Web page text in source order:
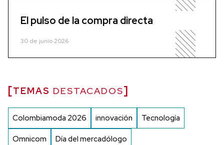
El pulso de la compra directa
30 de junio 2026
TEMAS DESTACADOS
Colombiamoda 2026 innovación Tecnología
Omnicom Día del mercadólogo